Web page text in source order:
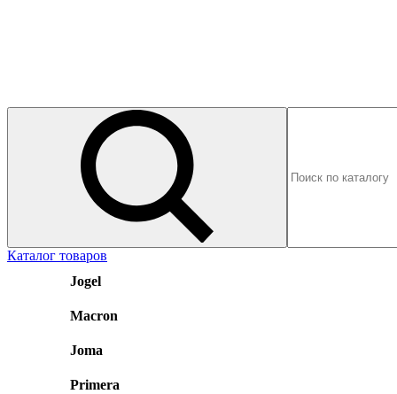
Каталог товаров
Jogel
Macron
Joma
Primera